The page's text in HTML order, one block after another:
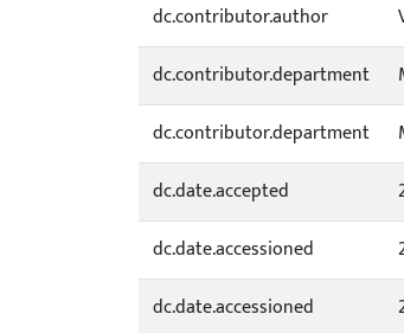
dc.contributor.author
dc.contributor.department
dc.contributor.department
dc.date.accepted
dc.date.accessioned
dc.date.accessioned